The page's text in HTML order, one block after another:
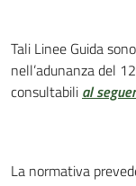
Tali Linee Guida
nell’adunanza del
consultabili al
La normativa